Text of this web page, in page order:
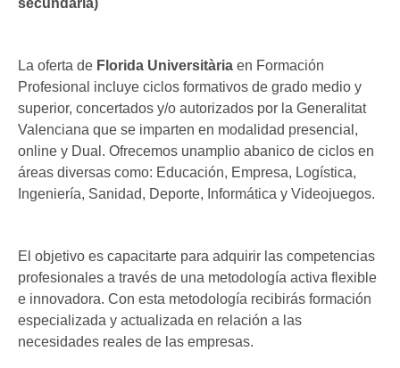
secundaria)
La oferta de Florida Universitària en Formación
Profesional incluye ciclos formativos de grado medio y
superior, concertados y/o autorizados por la Generalitat
Valenciana que se imparten en modalidad presencial,
online y Dual. Ofrecemos unamplio abanico de ciclos en
áreas diversas como: Educación, Empresa, Logística,
Ingeniería, Sanidad, Deporte, Informática y Videojuegos.
El objetivo es capacitarte para adquirir las competencias
profesionales a través de una metodología activa flexible
e innovadora. Con esta metodología recibirás formación
especializada y actualizada en relación a las
necesidades reales de las empresas.